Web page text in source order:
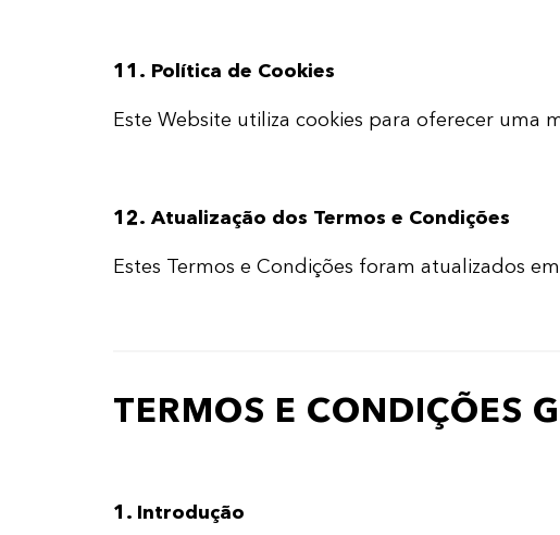
11. Política de Cookies
Este Website utiliza cookies para oferecer uma
12. Atualização dos Termos e Condições
Estes Termos e Condições foram atualizados em
TERMOS E CONDIÇÕES
1. Introdução